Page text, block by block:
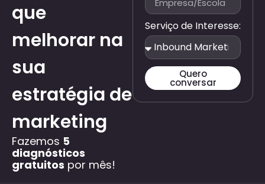
que
melhorar na
sua
estratégia de
marketing
Fazemos 5
diagnósticos
gratuitos por mês!
Serviço de Interesse:
Quero
conversar